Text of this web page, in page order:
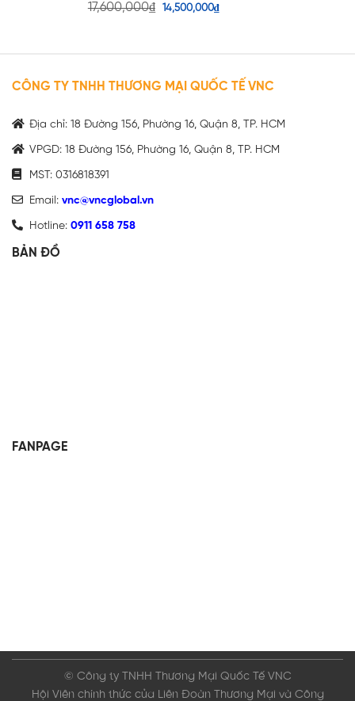
17,600,000₫ 14,500,000₫
CÔNG TY TNHH THƯƠNG MẠI QUỐC TẾ VNC
Địa chỉ: 18 Đường 156, Phường 16, Quận 8, TP. HCM
VPGD: 18 Đường 156, Phường 16, Quận 8, TP. HCM
MST: 0316818391
Email: vnc@vncglobal.vn
Hotline: 0911 658 758
BẢN ĐỒ
FANPAGE
© Công ty TNHH Thương Mại Quốc Tế VNC
Hội Viên chính thức của Liên Đoàn Thương Mại và Công